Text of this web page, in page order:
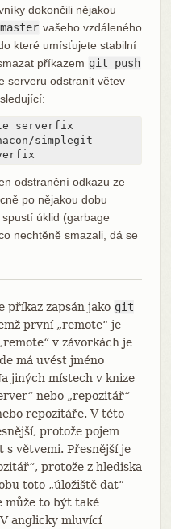
dokončili nějakou
master vašeho vzdáleného
které umísťujete stabilní
příkazem git push
serveru odstranit větev
serverfix
simplegit
odstranění odkazu ze
po nějakou dobu
úklid (garbage
nechtěně smazali, dá se
příkaz zapsán jako git
první „remote“ je
v závorkách je
má uvést jméno
jiných místech v knize
nebo „repozitář“
repozitáře. V této
protože pojem
s větvemi. Přesnější je
protože z hlediska
toto „úložiště dat“
může to být také
anglicky mluvící